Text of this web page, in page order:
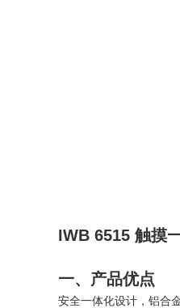
IWB 6515 触摸
一、产品优点
安全一体化设计，铝合